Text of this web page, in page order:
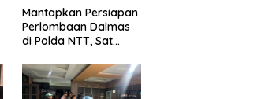
Mantapkan Persiapan
Perlombaan Dalmas
di Polda NTT, Sat
Gelar Latihan
Peningkatan